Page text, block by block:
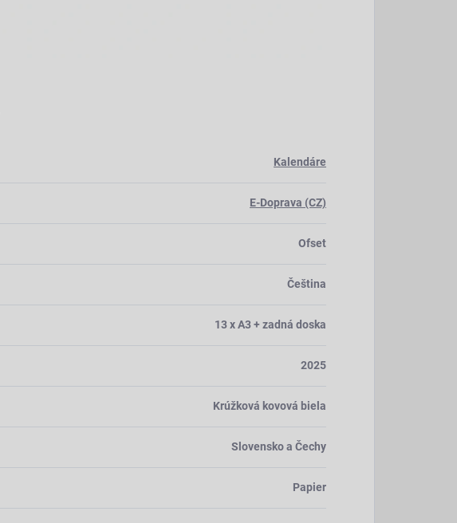
Kalendáre
E-Doprava (CZ)
Ofset
Čeština
13 x A3 + zadná doska
2025
Krúžková kovová biela
Slovensko a Čechy
Papier